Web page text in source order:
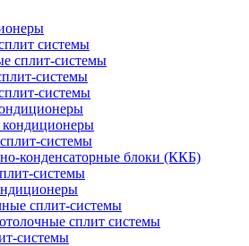
системы
сплит-системы
системы
системы
системы
конденсаторные блоки (ККБ)
системы
сплит-системы
сплит системы
системы